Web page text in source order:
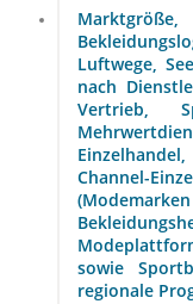
Luftwege,
nach
Vertrieb,
Channel-
sowie
regionale